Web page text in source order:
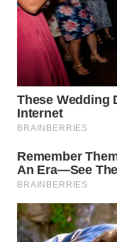
A variedade de
que imitam sisal,
clara ou escura e
Como é mais fino
facilita a abertura
cadeiras, sendo
domésticos,
compactos.